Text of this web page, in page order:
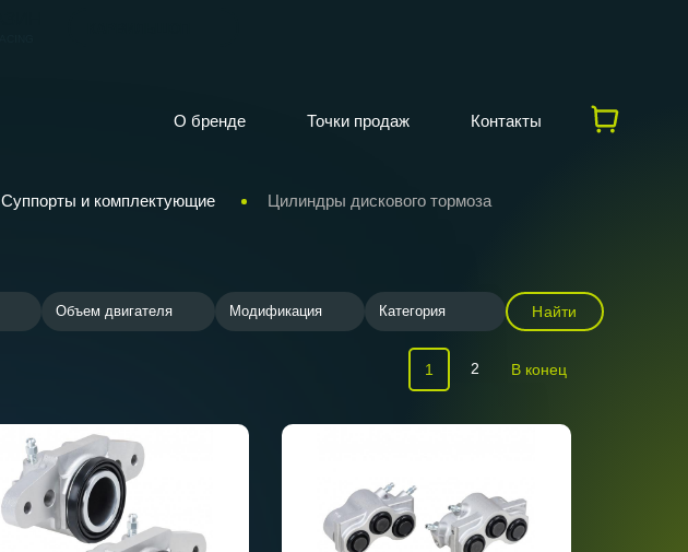
О бренде Точки продаж Контакты
Суппорты и комплектующие Цилиндры дискового тормоза
Объем двигателя Модификация Категория Найти
1 2 В конец